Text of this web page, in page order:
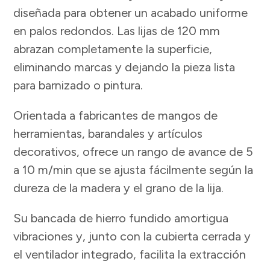
diseñada para obtener un acabado uniforme
en palos redondos. Las lijas de 120 mm
abrazan completamente la superficie,
eliminando marcas y dejando la pieza lista
para barnizado o pintura.
Orientada a fabricantes de mangos de
herramientas, barandales y artículos
decorativos, ofrece un rango de avance de 5
a 10 m/min que se ajusta fácilmente según la
dureza de la madera y el grano de la lija.
Su bancada de hierro fundido amortigua
vibraciones y, junto con la cubierta cerrada y
el ventilador integrado, facilita la extracción